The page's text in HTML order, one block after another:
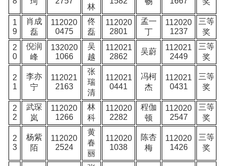
林
1
9
肖成
磊
112020
0475
佟
磊
112020
2801
孟一
丁
112020
1237
三等
奖
2
0
倪润
峰
132020
1066
吴
越
112021
2862
吴蔚
112021
2449
三等
奖
2
1
李亦
宁
112021
2163
张
瑞
清
112021
0441
冯柯
杰
112021
0431
三等
奖
2
2
武琛
岚
112020
1266
林
科
112020
2282
程伽
顿
112020
2547
三等
奖
2
3
杨紫
陌
112020
2524
黄
春
丽
112020
1038
陈杏
梅
112020
1426
三等
奖